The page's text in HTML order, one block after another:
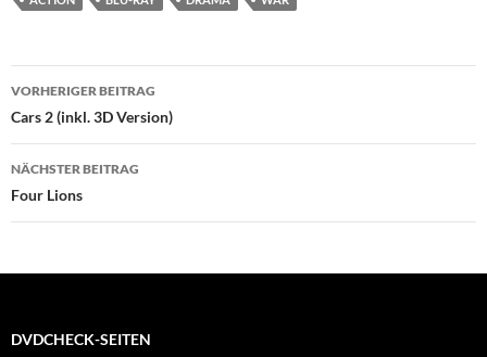
Beitragsnavigation
VORHERIGER BEITRAG
Cars 2 (inkl. 3D Version)
NÄCHSTER BEITRAG
Four Lions
DVDCHECK-SEITEN